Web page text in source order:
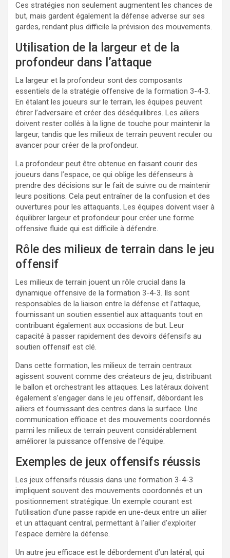
Ces stratégies non seulement augmentent les chances de
but, mais gardent également la défense adverse sur ses
gardes, rendant plus difficile la prévision des mouvements.
Utilisation de la largeur et de la
profondeur dans l’attaque
La largeur et la profondeur sont des composants
essentiels de la stratégie offensive de la formation 3-4-3.
En étalant les joueurs sur le terrain, les équipes peuvent
étirer l’adversaire et créer des déséquilibres. Les ailiers
doivent rester collés à la ligne de touche pour maintenir la
largeur, tandis que les milieux de terrain peuvent reculer ou
avancer pour créer de la profondeur.
La profondeur peut être obtenue en faisant courir des
joueurs dans l’espace, ce qui oblige les défenseurs à
prendre des décisions sur le fait de suivre ou de maintenir
leurs positions. Cela peut entraîner de la confusion et des
ouvertures pour les attaquants. Les équipes doivent viser à
équilibrer largeur et profondeur pour créer une forme
offensive fluide qui est difficile à défendre.
Rôle des milieux de terrain dans le jeu
offensif
Les milieux de terrain jouent un rôle crucial dans la
dynamique offensive de la formation 3-4-3. Ils sont
responsables de la liaison entre la défense et l’attaque,
fournissant un soutien essentiel aux attaquants tout en
contribuant également aux occasions de but. Leur
capacité à passer rapidement des devoirs défensifs au
soutien offensif est clé.
Dans cette formation, les milieux de terrain centraux
agissent souvent comme des créateurs de jeu, distribuant
le ballon et orchestrant les attaques. Les latéraux doivent
également s’engager dans le jeu offensif, débordant les
ailiers et fournissant des centres dans la surface. Une
communication efficace et des mouvements coordonnés
parmi les milieux de terrain peuvent considérablement
améliorer la puissance offensive de l’équipe.
Exemples de jeux offensifs réussis
Les jeux offensifs réussis dans une formation 3-4-3
impliquent souvent des mouvements coordonnés et un
positionnement stratégique. Un exemple courant est
l’utilisation d’une passe rapide en une-deux entre un ailier
et un attaquant central, permettant à l’ailier d’exploiter
l’espace derrière la défense.
Un autre jeu efficace est le débordement d’un latéral, qui